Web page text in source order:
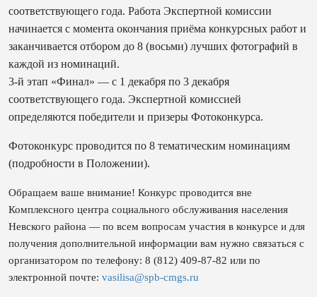
соответствующего года. Работа Экспертной комиссии
начинается с момента окончания приёма конкурсных работ и
заканчивается отбором до 8 (восьми) лучших фотографий в
каждой из номинаций.
3-й этап «Финал» — с 1 декабря по 3 декабря
соответствующего года. Экспертной комиссией
определяются победители и призеры Фотоконкурса.
Фотоконкурс проводится по 8 тематическим номинациям
(подробности в Положении).
Обращаем ваше внимание! Конкурс проводится вне
Комплексного центра социального обслуживания населения
Невского района — по всем вопросам участия в конкурсе и для
получения дополнительной информации вам нужно связаться с
организатором по телефону: 8 (812) 409-87-82 или по
электронной почте: vasilisa@spb-cmgs.ru